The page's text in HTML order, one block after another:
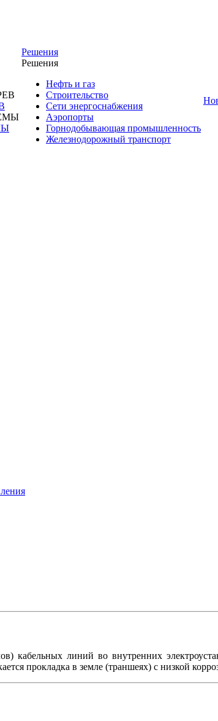
Решения
Решения
Нефть и газ
Строительство
Сети энергоснабжения
Аэропорты
Горнодобывающая промышленность
Железнодорожный транспорт
кабельных линий во внутренних
прокладка в земле (траншеях) с низкой